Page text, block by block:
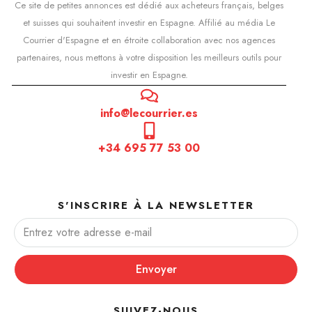
Ce site de petites annonces est dédié aux acheteurs français, belges
et suisses qui souhaitent investir en Espagne. Affilié au média Le
Courrier d'Espagne et en étroite collaboration avec nos agences
partenaires, nous mettons à votre disposition les meilleurs outils pour
investir en Espagne.
info@lecourrier.es
+34 695 77 53 00
S'INSCRIRE À LA NEWSLETTER
Envoyer